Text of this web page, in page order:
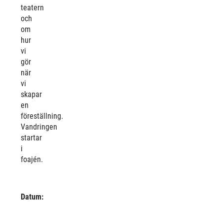
teatern
och
om
hur
vi
gör
när
vi
skapar
en
föreställning.
Vandringen
startar
i
foajén.
Datum: